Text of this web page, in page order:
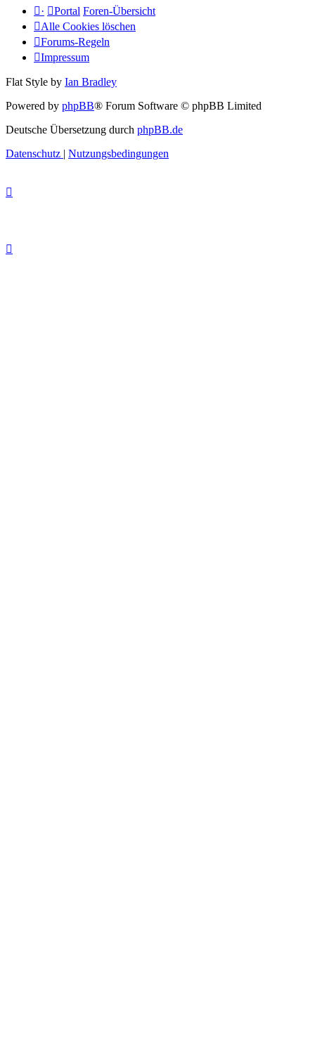
· Portal Foren-Übersicht
Alle Cookies löschen
Forums-Regeln
Impressum
Flat Style by Ian Bradley
Powered by phpBB® Forum Software © phpBB Limited
Deutsche Übersetzung durch phpBB.de
Datenschutz | Nutzungsbedingungen